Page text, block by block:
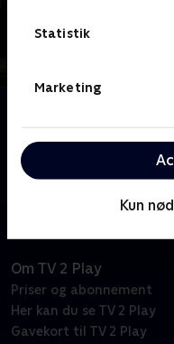
Statistik
Marketing
Kun
familie. Noel og Sue
i deres travle liv på
Om TV 2 Play
Priser og abonnement
Her kan du se TV 2 Play
Gavekort til TV 2 Play